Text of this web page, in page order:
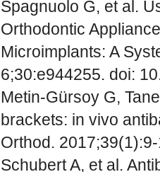
Spagnuolo G, et al.
Orthodontic
Microimplants: A
6;30:e944255. doi:
Metin-Gürsoy G,
brackets: in vivo
Orthod.
Schubert A, et al.